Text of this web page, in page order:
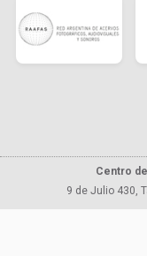
Centro
9 de Julio 430,